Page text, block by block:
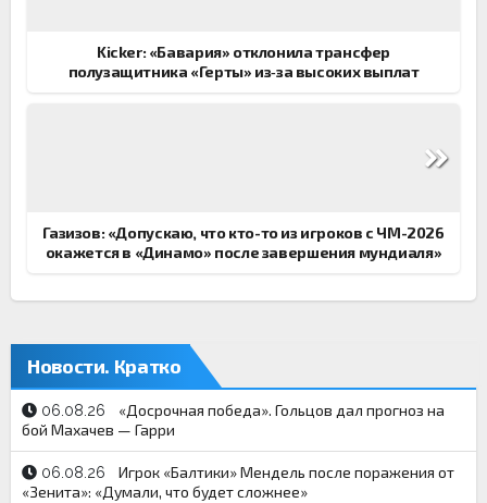
Kicker: «Бавария» отклонила трансфер
полузащитника «Герты» из‑за высоких выплат
Газизов: «Допускаю, что кто-то из игроков с ЧМ-2026
окажется в «Динамо» после завершения мундиаля»
Новости. Кратко
06.08.26
«Досрочная победа». Гольцов дал прогноз на
бой Махачев — Гарри
06.08.26
Игрок «Балтики» Мендель после поражения от
«Зенита»: «Думали, что будет сложнее»